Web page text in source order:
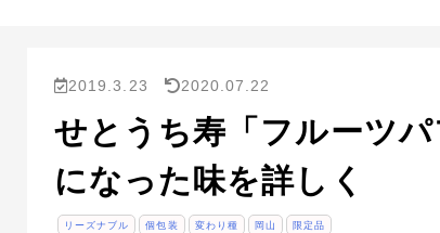
2019.3.23 2020.07.22
せとうち寿「フルーツ
になった味を詳しく
リーズナブル 個包装 変わり種 岡山 限定品